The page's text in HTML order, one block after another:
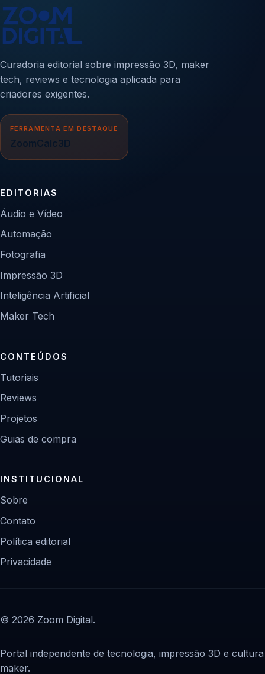
Curadoria editorial sobre impressão 3D, maker
tech, reviews e tecnologia aplicada para
criadores exigentes.
FERRAMENTA EM DESTAQUE
ZoomCalc3D
EDITORIAS
Áudio e Vídeo
Automação
Fotografia
Impressão 3D
Inteligência Artificial
Maker Tech
CONTEÚDOS
Tutoriais
Reviews
Projetos
Guias de compra
INSTITUCIONAL
Sobre
Contato
Política editorial
Privacidade
© 2026 Zoom Digital.
Portal independente de tecnologia, impressão 3D e cultura
maker.